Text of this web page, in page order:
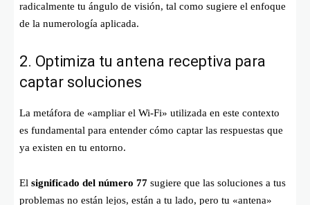
radicalmente tu ángulo de visión, tal como sugiere el enfoque
de la numerología aplicada.
2. Optimiza tu antena receptiva para
captar soluciones
La metáfora de «ampliar el Wi-Fi» utilizada en este contexto
es fundamental para entender cómo captar las respuestas que
ya existen en tu entorno.
El significado del número 77 sugiere que las soluciones a tus
problemas no están lejos, están a tu lado, pero tu «antena»